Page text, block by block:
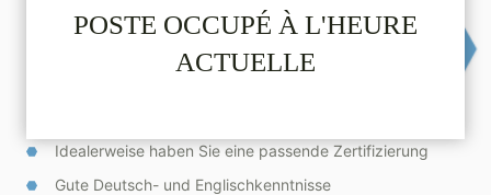
POSTE OCCUPÉ À L'HEURE
ACTUELLE
SharePoint und im Support von Microsoft SharePoint -
Farmen
Erfahrungen im Bereich Microsoft Windows Server,
Idealerweise haben Sie eine passende Zertifizierung
Gute Deutsch- und Englischkenntnisse